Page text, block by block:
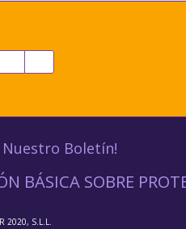
Nuestro Boletín!
BÁSICA SOBRE
2020, S.L.L.